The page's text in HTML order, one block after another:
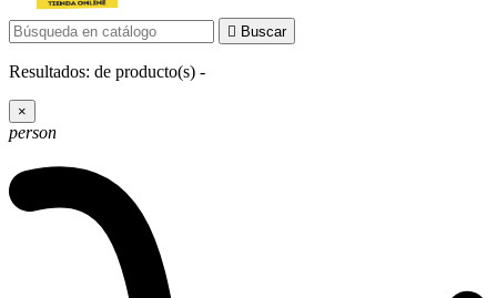
 Buscar
Resultados: de producto(s) -
×
person